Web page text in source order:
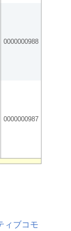
0000000988
0000000987
ィブコモ